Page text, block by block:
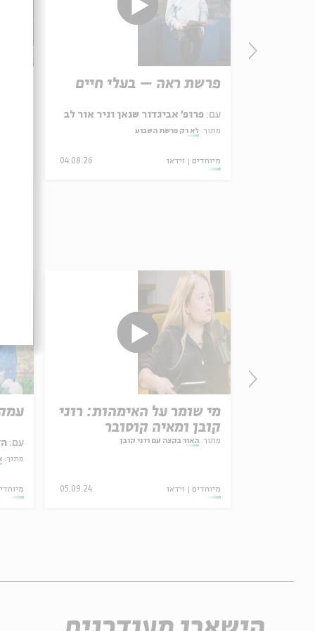
פרשת ראה – בעלי חיים
עם: פרופ' אביגדור שנאן וניר אור לב
מתוך: לא רק פרשת השבוע
מיוחדים וידאו 04.08.26
עם:
מתוך:
מי שומר על האימהות: רוני
קובן ומאיה קוסובר
מתוך: האור בקצה עם רוני קובן
מיוחדים וידאו 05.09.24